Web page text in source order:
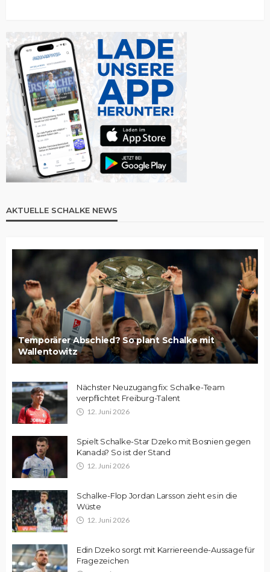
AKTUELLE SCHALKE NEWS
Temporärer Abschied? So plant Schalke mit
Wallentowitz
Nächster Neuzugang fix: Schalke-Team
verpflichtet Freiburg-Talent
12. Juni 2026
Spielt Schalke-Star Dzeko mit Bosnien gegen
Kanada? So ist der Stand
12. Juni 2026
Schalke-Flop Jordan Larsson zieht es in die
Wüste
12. Juni 2026
Edin Dzeko sorgt mit Karriereende-Aussage für
Fragezeichen